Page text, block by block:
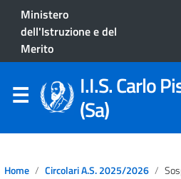
Ministero
dell'Istruzione e del
Merito
I.I.S. Carlo
(Sa)
Home Circolari A.S. 2025/2026